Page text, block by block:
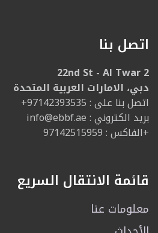
اتصل بنا
22nd St - Al Twar 2
دبي، الامارات العربية المتحدة
+97142393535 : اتصل بنا على
info@ebbf.ae : بريد الكتروني
الفاكس : 97142515959+
قائمة الانتقال السريع
معلومات عنا